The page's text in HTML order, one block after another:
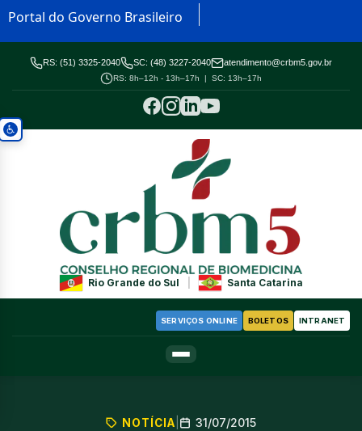
Portal do Governo Brasileiro
RS: (51) 3325-2040 SC: (48) 3227-2040 atendimento@crbm5.gov.br
RS: 8h–12h - 13h–17h | SC: 13h–17h
Rio Grande do Sul Santa Catarina
SERVIÇOS ONLINE BOLETOS INTRANET
NOTÍCIA 31/07/2015